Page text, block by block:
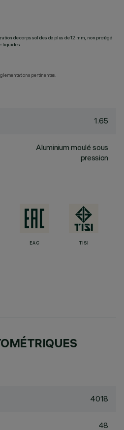
de corps solides de plus de 12 mm, non protégé
liquides.
pertinentes.
1.65
Aluminium moulé sous
pression
EAC TISI
4018
48